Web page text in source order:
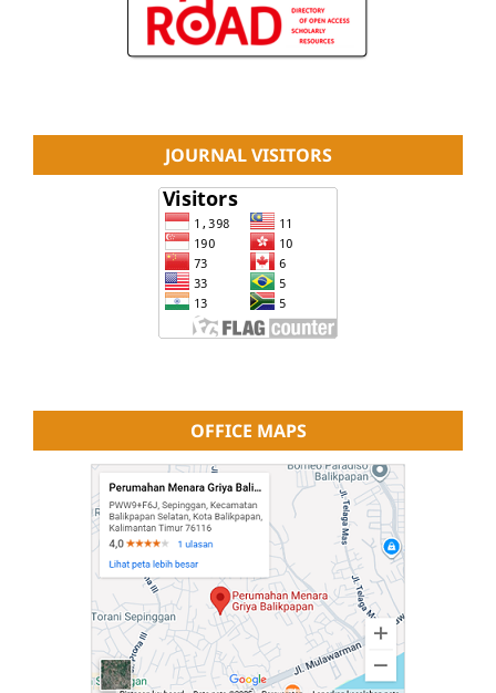
JOURNAL VISITORS
OFFICE MAPS